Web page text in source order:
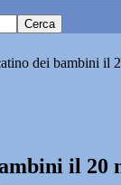
dei bambini il
il 20